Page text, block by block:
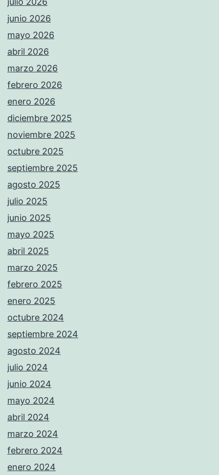
junio 2026
mayo 2026
abril 2026
marzo 2026
febrero 2026
enero 2026
diciembre 2025
noviembre 2025
octubre 2025
septiembre 2025
agosto 2025
julio 2025
junio 2025
mayo 2025
abril 2025
marzo 2025
febrero 2025
enero 2025
octubre 2024
septiembre 2024
agosto 2024
julio 2024
junio 2024
mayo 2024
abril 2024
marzo 2024
febrero 2024
enero 2024